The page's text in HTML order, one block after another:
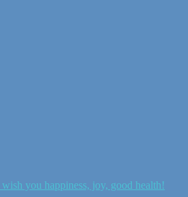
you happiness, joy, good health!